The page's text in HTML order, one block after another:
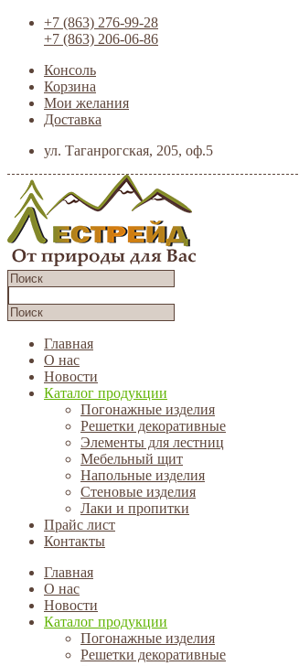
+7 (863) 276-99-28
+7 (863) 206-06-86
Консоль
Корзина
Мои желания
Доставка
ул. Таганрогская, 205, оф.5
Главная
О нас
Новости
Каталог продукции
Погонажные изделия
Решетки декоративные
Элементы для лестниц
Мебельный щит
Напольные изделия
Стеновые изделия
Лаки и пропитки
Прайс лист
Контакты
Главная
О нас
Новости
Каталог продукции
Погонажные изделия
Решетки декоративные